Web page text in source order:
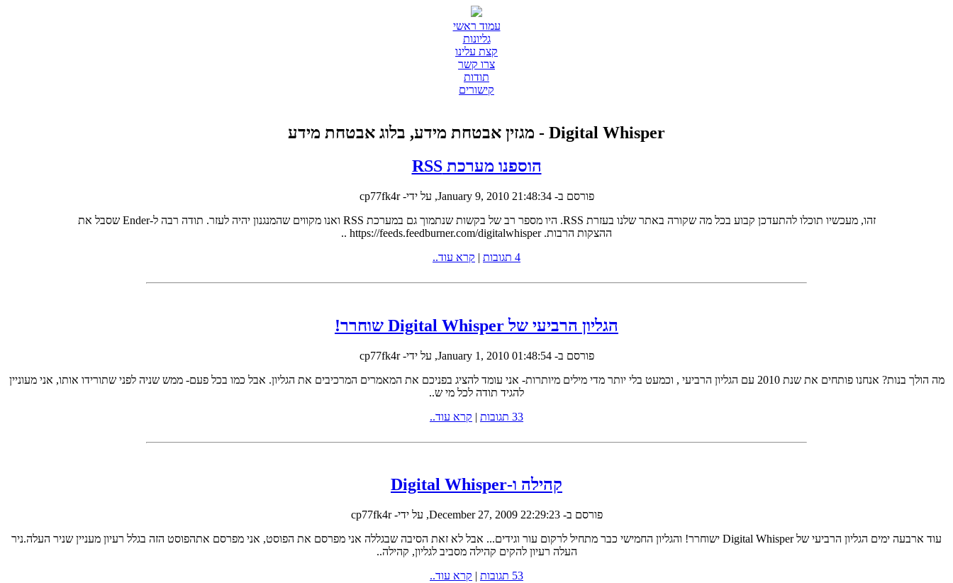
עמוד ראשי
גליונות
קצת עלינו
צרו קשר
תודות
קישורים
Digital Whisper - מגזין אבטחת מידע, בלוג אבטחת מידע
הוספנו מערכת RSS
פורסם ב-January 9, 2010 21:48:34, על ידי- cp77fk4r
זהו, מעכשיו תוכלו להתעדכן קבוע בכל מה שקורה באתר שלנו בעזרת RSS. היו מספר רב של בקשות שנתמוך גם במערכת RSS ואנו מקווים שהמנגנון יהיה לעזר. תודה רבה ל-Ender שסבל את
ההצקות הרבות. https://feeds.feedburner.com/digitalwhisper ..
4 תגובות
| קרא עוד..
הגליון הרביעי של Digital Whisper שוחרר!
פורסם ב-January 1, 2010 01:48:54, על ידי- cp77fk4r
מה הולך בנות? אנחנו פותחים את שנת 2010 עם הגליון הרביעי , וכמעט בלי יותר מדי מילים מיותרות- אני עומד להציג בפניכם את המאמרים המרכיבים את הגליון. אבל כמו בכל פעם- ממש שניה לפני שתורידו אותו, אני מעוניין
להגיד תודה לכל מי ש..
33 תגובות
| קרא עוד..
קהילה ו-Digital Whisper
פורסם ב-December 27, 2009 22:29:23, על ידי- cp77fk4r
עוד ארבעה ימים הגליון הרביעי של Digital Whisper ישוחרר! והגליון החמישי כבר מתחיל לרקום עור וגידים... אבל לא זאת הסיבה שבגללה אני מפרסם את הפוסט, אני מפרסם אתהפוסט הזה בגלל רעיון מעניין שניר העלה.ניר
העלה רעיון להקים קהילה מסביב לגליון, קהילה..
53 תגובות
| קרא עוד..